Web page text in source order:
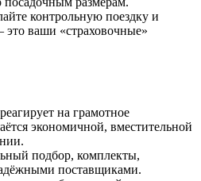
контрольную поездку и
это ваши «страховочные»
на грамотное
экономичной, вместительной
подбор, комплекты,
поставщиками.